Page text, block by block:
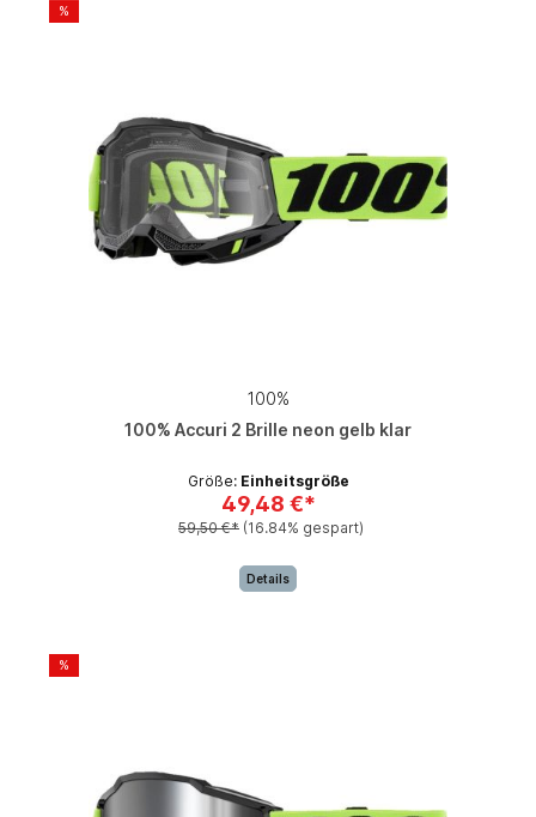
%
100%
100% Accuri 2 Brille neon gelb klar
Größe: Einheitsgröße
49,48 €*
59,50 €* (16.84% gespart)
Details
%